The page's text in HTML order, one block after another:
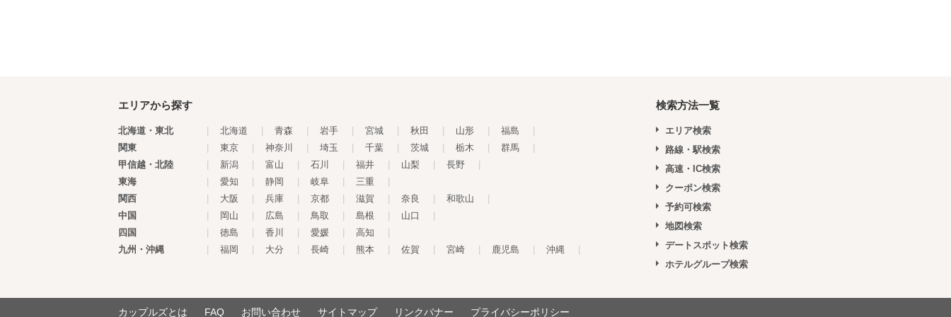
エリアから探す
北海道・東北 北海道 青森 岩手 宮城 秋田 山形 福島
関東
東京 神奈川 埼玉 千葉 茨城 栃木 群馬
甲信越・北陸
新潟 富山 石川 福井 山梨 長野
東海
愛知 静岡 岐阜 三重
関西
大阪 兵庫 京都 滋賀 奈良 和歌山
中国
岡山 広島 鳥取 島根 山口
四国
徳島 香川 愛媛 高知
九州・沖縄
福岡 大分 長崎 熊本 佐賀 宮崎 鹿児島 沖縄
検索方法一覧
エリア検索
路線・駅検索
高速・IC検索
クーポン検索
予約可検索
地図検索
デートスポット検索
ホテルグループ検索
カップルズとは FAQ お問い合わせ サイトマップ リンクバナー プライバシーポリシー